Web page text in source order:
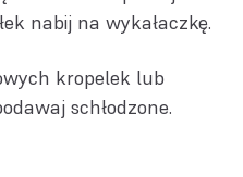
nabij na wykałaczkę.
kropelek lub
schłodzone.